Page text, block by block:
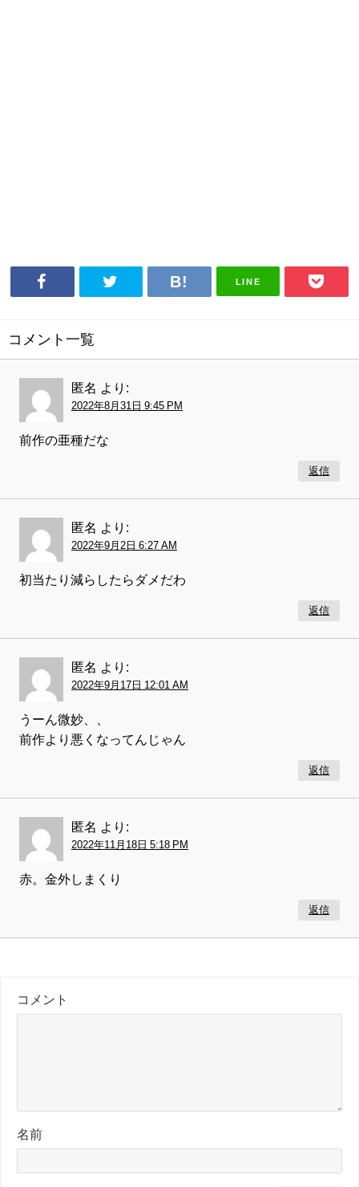
LINE
コメント一覧
匿名 より:
2022年8月31日 9:45 PM
前作の亜種だな
返信
匿名 より:
2022年9月2日 6:27 AM
初当たり減らしたらダメだわ
返信
匿名 より:
2022年9月17日 12:01 AM
うーん微妙、、
前作より悪くなってんじゃん
返信
匿名 より:
2022年11月18日 5:18 PM
赤。金外しまくり
返信
コメント
名前